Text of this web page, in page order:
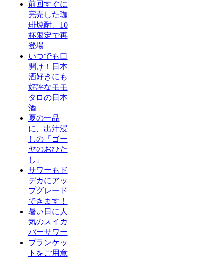
前回すぐに
完売した珈
琲焼酎、10
杯限定で再
登場
いつでも口
開け！日本
酒好きにも
好評なモモ
タロの日本
酒
夏の一品
に、出汁浸
しの「ゴー
ヤのおひた
し」
サワーもド
デカにアッ
プグレード
できます！
暑い日に人
気のスイカ
バーサワー
ブランケッ
トをご用意